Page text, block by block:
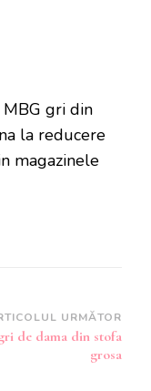
gri din
la reducere
magazinele
URMĂTOR
de dama din stofa
grosa